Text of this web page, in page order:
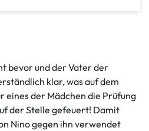
bevor und der Vater der
klar, was auf dem
eines der Mädchen die Prüfung
der Stelle gefeuert! Damit
Nino gegen ihn verwendet